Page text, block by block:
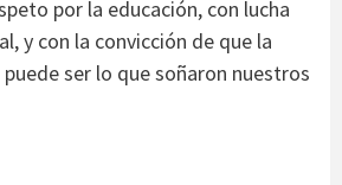
por la educación, con lucha
y con la convicción de que la
ser lo que soñaron nuestros